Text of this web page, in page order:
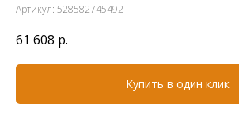
Артикул: 528582745492
61 608 р.
Купить в один клик